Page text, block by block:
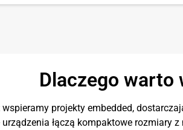
Dlaczego warto
wspieramy projekty embedded,
urządzenia łączą kompaktowe rozmiary